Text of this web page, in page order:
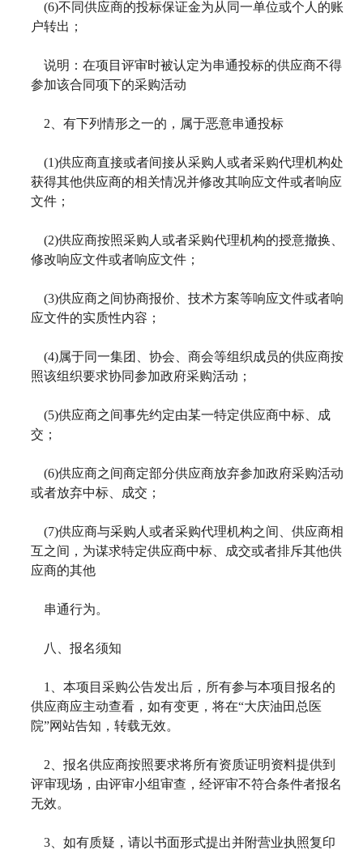
(6)不同供应商的投标保证金为从同一单位或个人的账
户转出；
说明：在项目评审时被认定为串通投标的供应商不得
参加该合同项下的采购活动
2 、有下列情形之一的，属于恶意串通投标
(1)供应商直接或者间接从采购人或者采购代理机构处
获得其他供应商的相关情况并修改其响应文件或者响应
文件；
(2)供应商按照采购人或者采购代理机构的授意撤换、
修改响应文件或者响应文件；
(3)供应商之间协商报价、技术方案等响应文件或者响
应文件的实质性内容；
(4)属于同一集团、协会、商会等组织成员的供应商按
照该组织要求协同参加政府采购活动；
(5)供应商之间事先约定由某一特定供应商中标、成
交；
(6)供应商之间商定部分供应商放弃参加政府采购活动
或者放弃中标、成交；
(7)供应商与采购人或者采购代理机构之间、供应商相
互之间，为谋求特定供应商中标、成交或者排斥其他供
应商的其他
串通行为。
八、报名须知
1
、本项目采购公告发出后，所有参与本项目报名的
供应商应主动查看，如有变更，将在“大庆油田总医
院”网站告知，转载无效。
2 、报名供应商按照要求将所有资质证明资料提供到
评审现场，由评审小组审查，经评审不符合条件者报名
无效。
3 、如有质疑，请以书面形式提出并附营业执照复印